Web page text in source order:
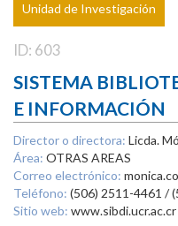
Unidad de Investigación
ID: 603
SISTEMA
E INFORMACIÓN
Director o directora: Licda.
Área: OTRAS AREAS
Correo electrónico:
Teléfono: (506) 2511-4461 /
Sitio web: www.sibdi.ucr.ac.cr